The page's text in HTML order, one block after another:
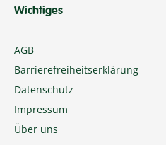
Wichtiges
AGB
Barrierefreiheitserklärung
Datenschutz
Impressum
Über uns